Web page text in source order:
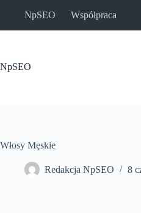
NpSEO Współpraca
NpSEO
Włosy Męskie
Redakcja NpSEO 8